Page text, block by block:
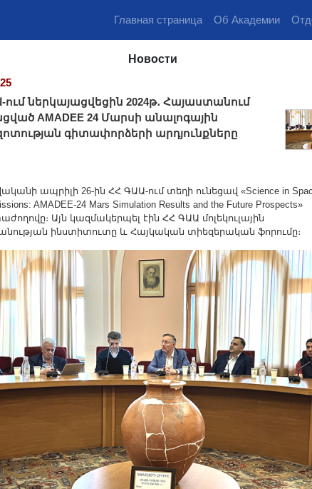
Главная страница Об Академии
Новости
ում ներկայացվեցին 2024թ․ Հայաստանում
AMADEE 24 Մարսի անալոգային
գիտափորձերի արդյունքները
ապրիլի 26-ին ՀՀ ԳԱԱ-ում տեղի ունեցավ «Science in
AMADEE-24 Mars Simulation Results and the Future Prospects»
Այն կազմակերպել էին ՀՀ ԳԱԱ մոլեկուլային
ինստիտուտը և Հայկական տիեզերական ֆորումը։